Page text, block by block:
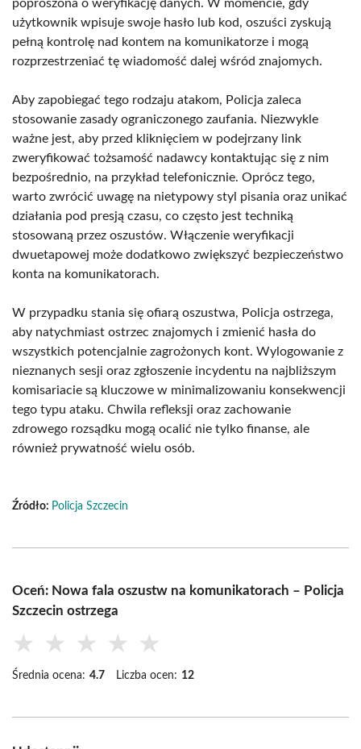
poproszona o weryfikację danych. W momencie, gdy
użytkownik wpisuje swoje hasło lub kod, oszuści zyskują
pełną kontrolę nad kontem na komunikatorze i mogą
rozprzestrzeniać tę wiadomość dalej wśród znajomych.
Aby zapobiegać tego rodzaju atakom, Policja zaleca
stosowanie zasady ograniczonego zaufania. Niezwykle
ważne jest, aby przed kliknięciem w podejrzany link
zweryfikować tożsamość nadawcy kontaktując się z nim
bezpośrednio, na przykład telefonicznie. Oprócz tego,
warto zwrócić uwagę na nietypowy styl pisania oraz unikać
działania pod presją czasu, co często jest techniką
stosowaną przez oszustów. Włączenie weryfikacji
dwuetapowej może dodatkowo zwiększyć bezpieczeństwo
konta na komunikatorach.
W przypadku stania się ofiarą oszustwa, Policja ostrzega,
aby natychmiast ostrzec znajomych i zmienić hasła do
wszystkich potencjalnie zagrożonych kont. Wylogowanie z
nieznanych sesji oraz zgłoszenie incydentu na najbliższym
komisariacie są kluczowe w minimalizowaniu konsekwencji
tego typu ataku. Chwila refleksji oraz zachowanie
zdrowego rozsądku mogą ocalić nie tylko finanse, ale
również prywatność wielu osób.
Źródło: Policja Szczecin
Oceń: Nowa fala oszustw na komunikatorach – Policja
Szczecin ostrzega
★ ★ ★ ★ ★
Średnia ocena: 4.7 Liczba ocen: 12